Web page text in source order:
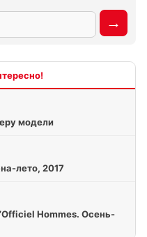
модели
лето, 2017
Hommes. Осень-